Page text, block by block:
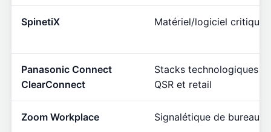
SpinetiX Matériel/logiciel critique
Panasonic Connect
ClearConnect
Stacks technologiques
QSR et retail
Zoom Workplace Signalétique de bureau